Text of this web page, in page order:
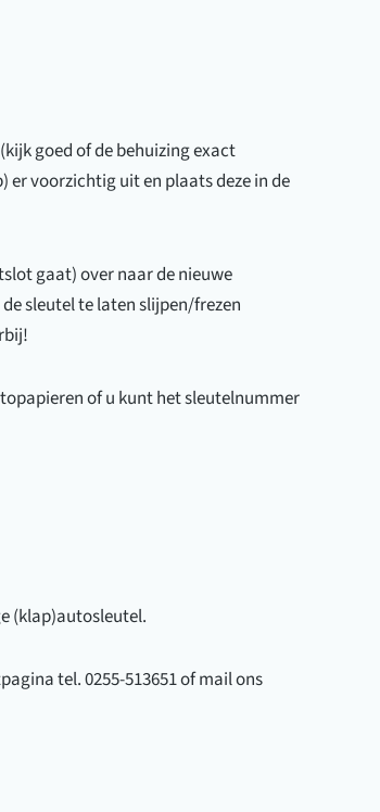
goed of de behuizing exact
voorzichtig uit en plaats deze in de
gaat) over naar de nieuwe
sleutel te laten slijpen/frezen
of u kunt het sleutelnummer
(klap)autosleutel.
tel. 0255-513651 of mail ons